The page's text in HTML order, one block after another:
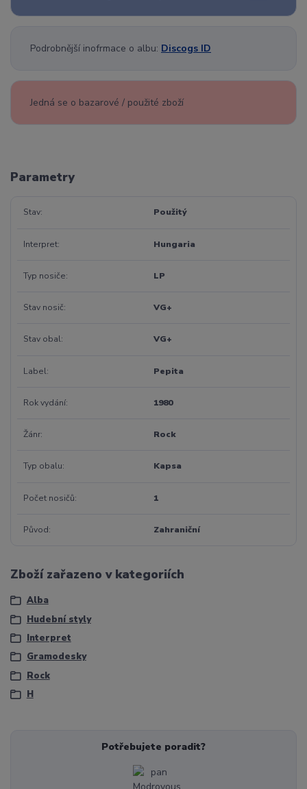
Podrobnější inofrmace o albu: Discogs ID
Jedná se o bazarové / použité zboží
Parametry
Stav Použitý
Interpret Hungaria
Typ nosiče LP
Stav nosič VG+
Stav obal VG+
Label Pepita
Rok vydání 1980
Žánr Rock
Typ obalu Kapsa
Počet nosičů 1
Původ Zahraniční
Zboží zařazeno v kategoriích
Alba
Hudební styly
Interpret
Gramodesky
Rock
H
Potřebujete poradit?